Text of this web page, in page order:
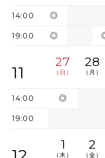
14:00 ◎
19:00 ◎
11
27
（日）
28
（月）
14:00 ◎
19:00
1
（木）
2
（金）